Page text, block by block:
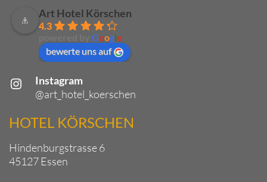
Art Hotel Körschen
4.3
Google
bewerte uns auf
Instagram
Instagram
@art_hotel_koerschen
HOTEL KÖRSCHEN
Hindenburgstrasse 6
45127 Essen